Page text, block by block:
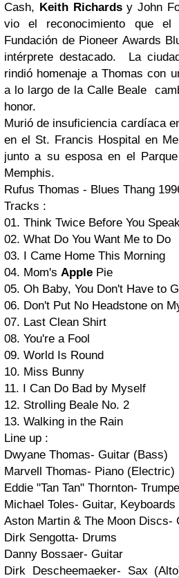
Cash, Keith Richardsy John
vio el reconocimiento que
Fundación de Pioneer Awards
intérprete destacado. La
rindió homenaje a Thomas con
a lo largo de la Calle Beale
honor.
Murió de insuficiencia cardíaca
en el St. Francis Hospital en
junto a su esposa en el
Memphis.
Rufus Thomas - Blues Thang
Tracks :
01. Think Twice Before You
02. What Do You Want Me to Do
03. I Came Home This Morning
04. Mom's Apple Pie
05. Oh Baby, You Don't Have to
06. Don't Put No Headstone on
07. Last Clean Shirt
08. You're a Fool
09. World Is Round
10. Miss Bunny
11. I Can Do Bad by Myself
12. Strolling Beale No. 2
13. Walking in the Rain
Line up :
Dwyane Thomas- Guitar (Bass)
Marvell Thomas- Piano (Electric)
Eddie "Tan Tan" Thornton-
Michael Toles- Guitar, Keyboards
Aston Martin & The Moon Discs-
Dirk Sengotta- Drums
Danny Bossaer- Guitar
Dirk Descheemaeker- Sax